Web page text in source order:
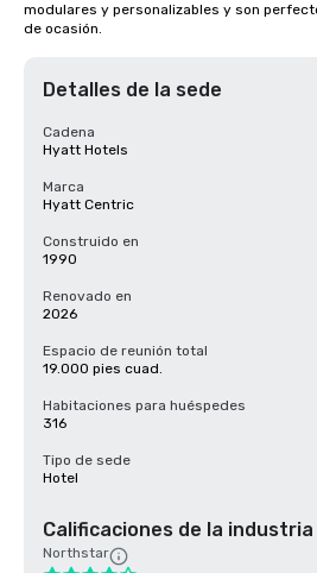
modulares y personalizables y son
de ocasión.
Detalles de la sede
Cadena
Hyatt Hotels
Marca
Hyatt Centric
Construido en
1990
Renovado en
2026
Espacio de reunión total
19.000 pies cuad.
Habitaciones para huéspedes
316
Tipo de sede
Hotel
Calificaciones de la industria
Northstar